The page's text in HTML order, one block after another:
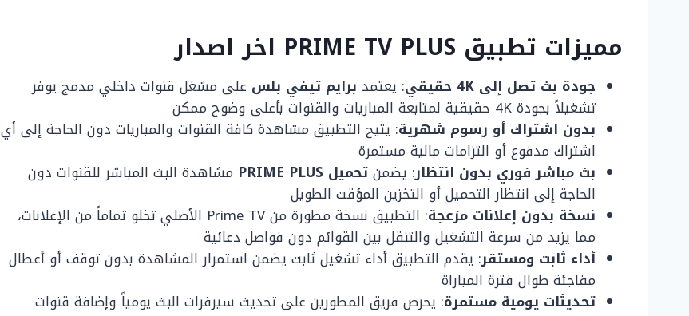
مميزات تطبيق PRIME TV PLUS اخر اصدار
جودة بث تصل إلى 4K حقيقي : يعتمد برايم تيفي بلس على مشغل قنوات داخلي مدمج يوفر
تشغيلاً بجودة 4K حقيقية لمتابعة المباريات والقنوات بأعلى وضوح ممكن
بدون اشتراك أو رسوم شهرية: يتيح التطبيق مشاهدة كافة القنوات والمباريات دون الحاجة إلى أي
اشتراك مدفوع أو التزامات مالية مستمرة
بث مباشر فوري بدون انتظار: يضمنتحميل PRIME PLUS
مشاهدة البث المباشر للقنوات دون
الحاجة إلى انتظار التحميل أو التخزين المؤقت الطويل
نسخة بدون إعلانات مزعجة
: التطبيق نسخة مطورة من Prime TV الأصلي تخلو تماماً من الإعلانات،
مما يزيد من سرعة التشغيل والتنقل بين القوائم دون فواصل دعائية
أداء ثابت ومستقر: يقدم التطبيق أداء تشغيل ثابت يضمن استمرار المشاهدة بدون توقف أو أعطال
مفاجئة طوال فترة المباراة
تحديثات يومية مستمرة: يحرص فريق المطورين على تحديث سيرفرات البث يومياً وإضافة قنوات